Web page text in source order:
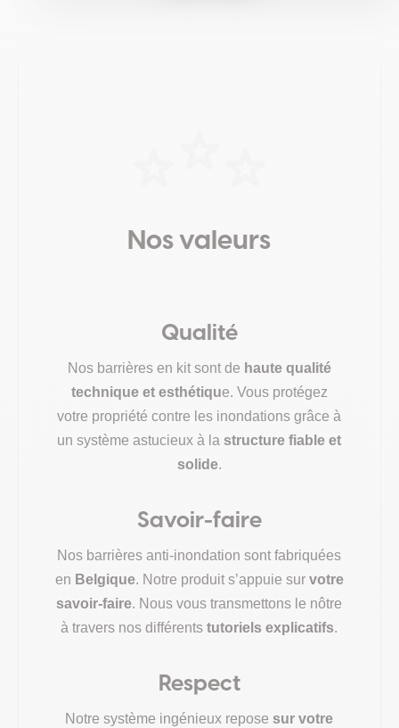
Nos valeurs
Qualité
Nos barrières en kit sont de haute qualité
technique et esthétique. Vous protégez
votre propriété contre les inondations grâce à
un système astucieux à la structure fiable et
solide.
Savoir-faire
Nos barrières anti-inondation sont fabriquées
en Belgique. Notre produit s’appuie sur votre
savoir-faire. Nous vous transmettons le nôtre
à travers nos différentstutoriels explicatifs.
Respect
Notre système ingénieux repose sur votre